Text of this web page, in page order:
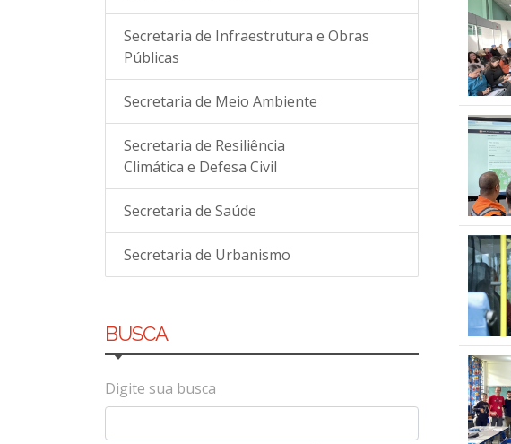
Secretaria de Infraestrutura e Obras
Públicas
Secretaria de Meio Ambiente
Secretaria de Resiliência
Climática e Defesa Civil
Secretaria de Saúde
Secretaria de Urbanismo
BUSCA
Digite sua busca